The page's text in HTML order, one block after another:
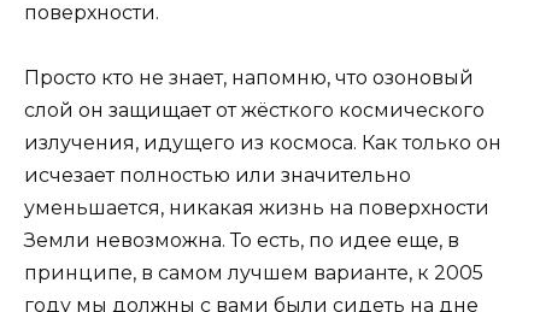
поверхности.
Просто кто не знает, напомню, что озоновый
слой он защищает от жёсткого космического
излучения, идущего из космоса. Как только он
исчезает полностью или значительно
уменьшается, никакая жизнь на поверхности
Земли невозможна. То есть, по идее еще, в
принципе, в самом лучшем варианте, к 2005
году мы должны с вами были сидеть на дне